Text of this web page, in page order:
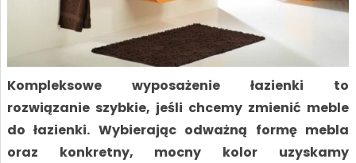
Kompleksowe wyposażenie łazienki to
rozwiązanie szybkie, jeśli chcemy zmienić meble
do łazienki. Wybierając odważną formę mebla
oraz konkretny, mocny kolor uzyskamy